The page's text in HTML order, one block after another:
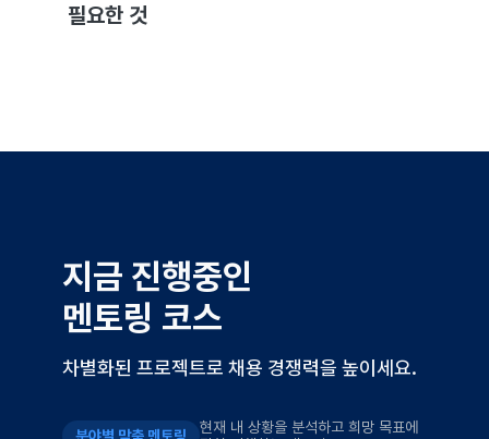
필요한 것
지금 진행중인
멘토링 코스
차별화된 프로젝트로 채용 경쟁력을 높이세요.
현재 내 상황을 분석하고 희망 목표에